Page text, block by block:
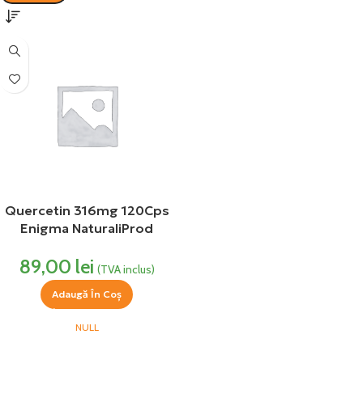
Quercetin 316mg 120Cps
Enigma NaturaliProd
89,00 lei (TVA inclus)
Adaugă În Coș
NULL